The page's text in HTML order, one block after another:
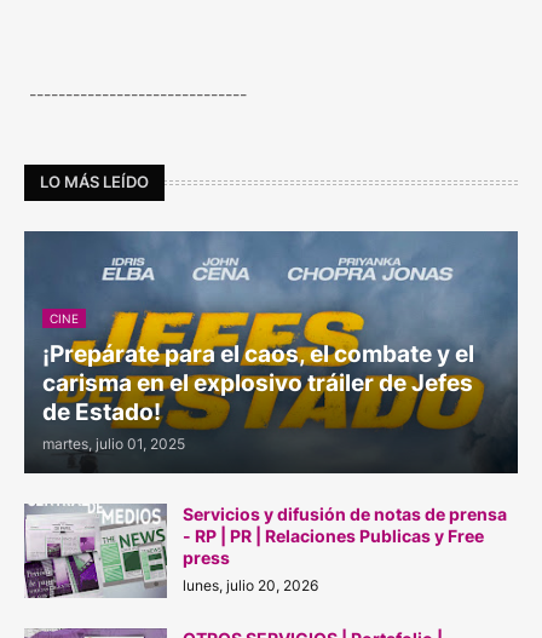
------------------------------
LO MÁS LEÍDO
CINE
¡Prepárate para el caos, el combate y el
carisma en el explosivo tráiler de Jefes
de Estado!
martes, julio 01, 2025
Servicios y difusión de notas de prensa
- RP | PR | Relaciones Publicas y Free
press
lunes, julio 20, 2026